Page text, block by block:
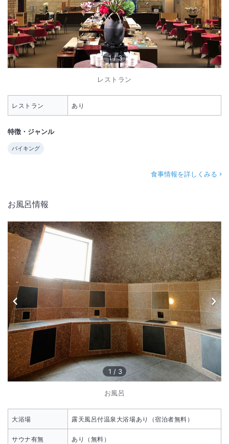
1 /3
レストラン
レストラン あり
特徴・ジャンル
バイキング
食事情報を詳しくみる
お風呂情報
1 / 3
お風呂
大浴場 露天風呂付温泉大浴場あり（宿泊者無料）
サウナ有無 あり（無料）